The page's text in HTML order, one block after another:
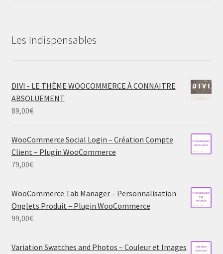
Les Indispensables
DIVI - LE THÈME WOOCOMMERCE À CONNAITRE
ABSOLUEMENT
89,00€
WooCommerce Social Login – Création Compte
Client – Plugin WooCommerce
79,00€
WooCommerce Tab Manager – Personnalisation
Onglets Produit – Plugin WooCommerce
99,00€
Variation Swatches and Photos – Couleur et Images